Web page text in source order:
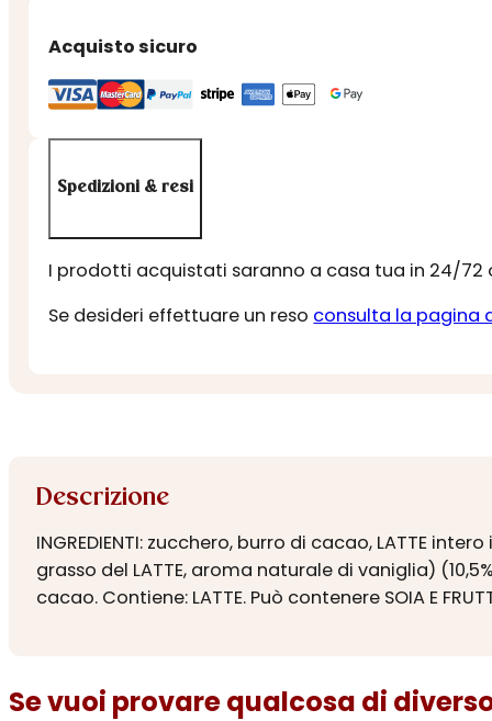
Acquisto sicuro
Spedizioni & resi
I prodotti acquistati saranno a casa tua in 24/72
Se desideri effettuare un reso consulta la pagina
Descrizione
INGREDIENTI: zucchero, burro di cacao, LATTE
grasso del LATTE, aroma naturale di vaniglia)
cacao. Contiene: LATTE. Può contenere SOIA E
Se vuoi provare qualcosa di